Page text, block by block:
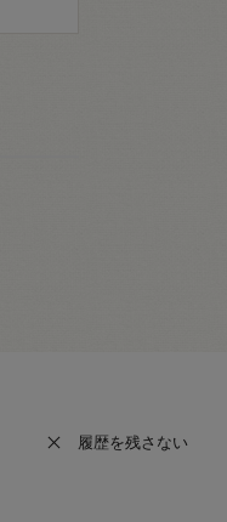
履歴を残さない